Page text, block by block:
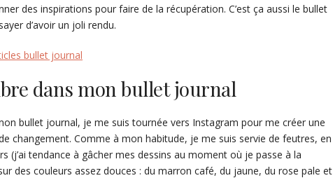
des inspirations pour faire de la récupération. C’est ça aussi le bullet
d’avoir un joli rendu.
bullet journal
dans mon bullet journal
bullet journal, je me suis tournée vers Instagram pour me créer une
changement. Comme à mon habitude, je me suis servie de feutres, en
(j’ai tendance à gâcher mes dessins au moment où je passe à la
des couleurs assez douces : du marron café, du jaune, du rose pale et